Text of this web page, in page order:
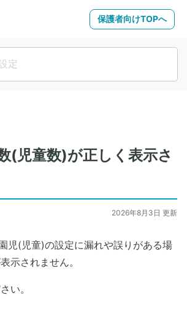
保護者向けTOPへ
(児童数)が正しく表示さ
2026年8月3日 更新
児(児童)の設定に漏れや誤りがある場
示されません。
い。